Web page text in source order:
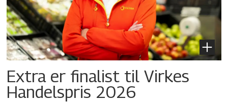
Extra er finalist til Virkes
Handelspris 2026